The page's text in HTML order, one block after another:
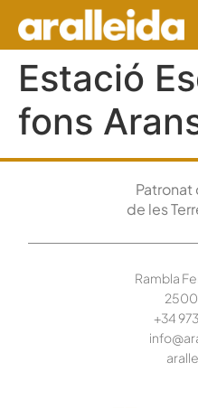
Estació
fons
Patronat
de les
Rambla
+34